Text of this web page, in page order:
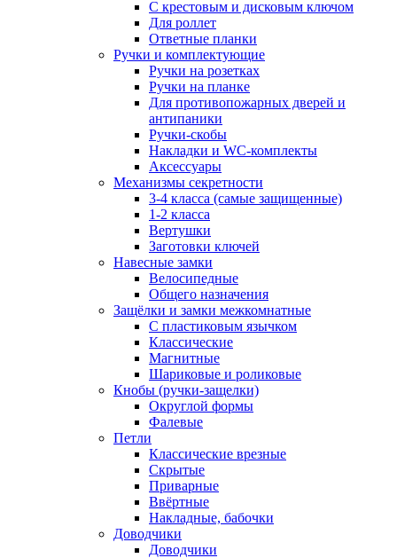
С крестовым и дисковым ключом
Для роллет
Ответные планки
Ручки и комплектующие
Ручки на розетках
Ручки на планке
Для противопожарных дверей и
антипаники
Ручки-скобы
Накладки и WC-комплекты
Аксессуары
Механизмы секретности
3-4 класса (самые защищенные)
1-2 класса
Вертушки
Заготовки ключей
Навесные замки
Велосипедные
Общего назначения
Защёлки и замки межкомнатные
С пластиковым язычком
Классические
Магнитные
Шариковые и роликовые
Кнобы (ручки-защелки)
Округлой формы
Фалевые
Петли
Классические врезные
Скрытые
Приварные
Ввёртные
Накладные, бабочки
Доводчики
Доводчики